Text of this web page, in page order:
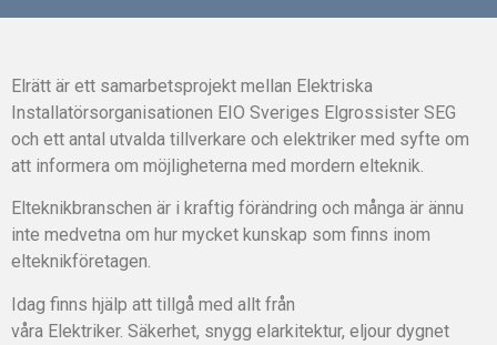
Elrätt är ett samarbetsprojekt mellan Elektriska
Installatörsorganisationen EIO Sveriges Elgrossister SEG
och ett antal utvalda tillverkare och elektriker med syfte om
att informera om möjligheterna med mordern elteknik.
Elteknikbranschen är i kraftig förändring och många är ännu
inte medvetna om hur mycket kunskap som finns inom
elteknikföretagen.
Idag finns hjälp att tillgå med allt från
våra Elektriker. Säkerhet, snygg elarkitektur, eljour dygnet